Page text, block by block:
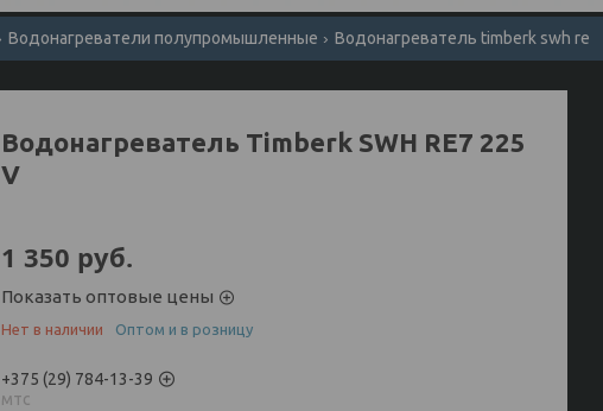
Водонагреватели полупромышленные
Водонагреватель Timberk SWH RE7 225
V
1 350 руб.
Показать оптовые цены
Нет в наличии Оптом и в розницу
+375 (29) 784-13-39
мтс